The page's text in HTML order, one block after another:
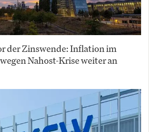
der Zinswende: Inflation im
Nahost-Krise weiter an